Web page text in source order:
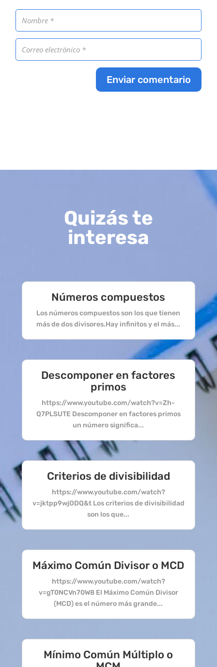
Enviar comentario
Quizás te
interesa
Números compuestos
Los números compuestos son los que tienen
más de dos divisores.Hay infinitos y el más...
Descomponer en factores
primos
https://www.youtube.com/watch?v=Zh-
Q7PLSUTE Descomponer en factores primos
un número significa...
Criterios de divisibilidad
https://www.youtube.com/watch?
v=jktpp9wjODQ&t Los criterios de divisibilidad
son los que...
Máximo Común Divisor o MCD
https://www.youtube.com/watch?
v=gT0NCVn70W8 El Máximo Común Divisor
(MCD) es el número más grande...
Mínimo Común Múltiplo o